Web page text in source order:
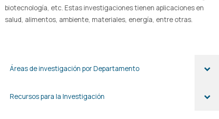
biotecnología, etc. Estas investigaciones tienen aplicaciones en
salud, alimentos, ambiente, materiales, energía, entre otras.
Áreas de investigación por Departamento
Recursos para la Investigación